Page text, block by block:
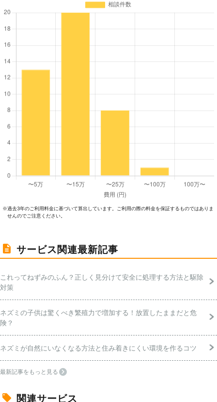
※過去3年のご利⽤料⾦に基づいて算出しています。ご利⽤の際の料⾦を保証するものではありま
せんのでご注意ください。
サービス関連最新記事
これってねずみのふん？正しく見分けて安全に処理する方法と駆除
対策
ネズミの子供は驚くべき繁殖力で増加する！放置したままだと危
険？
ネズミが自然にいなくなる方法と住み着きにくい環境を作るコツ
最新記事をもっと見る
関連サービス